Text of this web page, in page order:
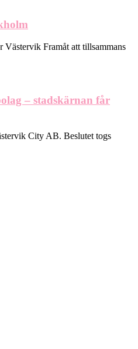
Västervik Framåt att tillsammans
– stadskärnan får
City AB. Beslutet togs